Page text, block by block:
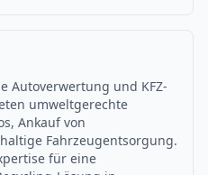
Autoverwertung und KFZ-
umweltgerechte
Ankauf von
Fahrzeugentsorgung.
für eine